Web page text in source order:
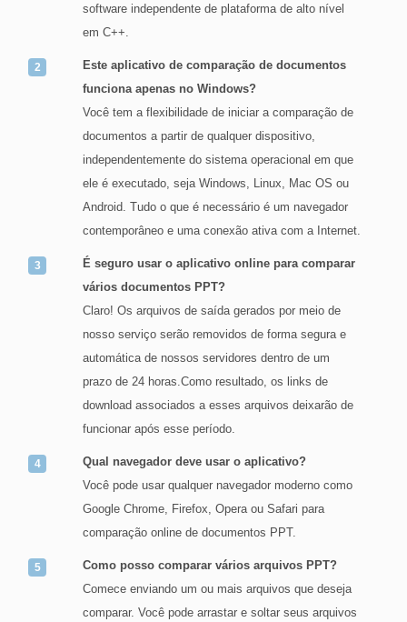
software independente de plataforma de alto nível
em C++.
Este aplicativo de comparação de documentos
funciona apenas no Windows?
Você tem a flexibilidade de iniciar a comparação de
documentos a partir de qualquer dispositivo,
independentemente do sistema operacional em que
ele é executado, seja Windows, Linux, Mac OS ou
Android. Tudo o que é necessário é um navegador
contemporâneo e uma conexão ativa com a Internet.
É seguro usar o aplicativo online para comparar
vários documentos PPT?
Claro! Os arquivos de saída gerados por meio de
nosso serviço serão removidos de forma segura e
automática de nossos servidores dentro de um
prazo de 24 horas.Como resultado, os links de
download associados a esses arquivos deixarão de
funcionar após esse período.
Qual navegador deve usar o aplicativo?
Você pode usar qualquer navegador moderno como
Google Chrome, Firefox, Opera ou Safari para
comparação online de documentos PPT.
Como posso comparar vários arquivos PPT?
Comece enviando um ou mais arquivos que deseja
comparar. Você pode arrastar e soltar seus arquivos